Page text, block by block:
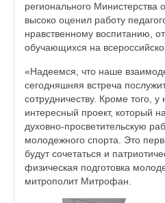
регионального Министерства
высоко оценил работу
нравственному воспитанию,
обучающихся на
«Надеемся, что наше
сегодняшняя встреча
сотрудничеству. Кроме того, у
интересный проект, который
духовно-просветительскую
молодежного спорта. Это
будут сочетаться и
физическая подготовка
митрополит Митрофан.